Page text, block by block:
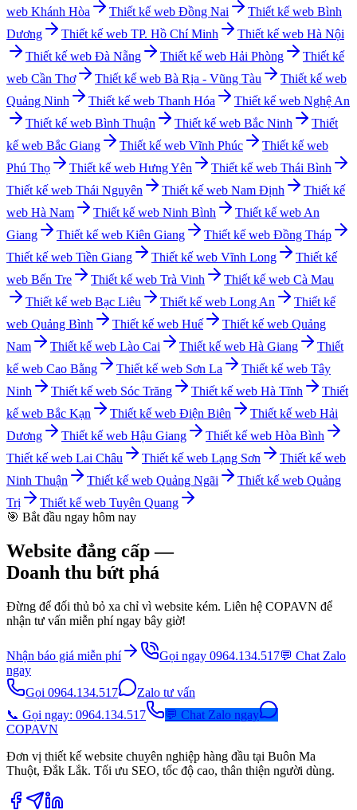
web Khánh Hòa Thiết kế web Đồng Nai Thiết kế web Bình
Dương
Thiết kế web TP. Hồ Chí Minh Thiết kế web Hà Nội
Thiết kế web Đà Nẵng Thiết kế web Hải Phòng
Thiết kế
web Cần Thơ Thiết kế web Bà Rịa - Vũng Tàu
Thiết kế web
Quảng Ninh
Thiết kế web Thanh Hóa Thiết kế web Nghệ An
Thiết kế web Bình Thuận Thiết kế web Bắc Ninh
Thiết
kế web Bắc Giang Thiết kế web Vĩnh Phúc
Thiết kế web
Phú Thọ
Thiết kế web Hưng Yên Thiết kế web Thái Bình
Thiết kế web Thái Nguyên Thiết kế web Nam Định
Thiết kế
web Hà Nam Thiết kế web Ninh Bình Thiết kế web An
Giang
Thiết kế web Kiên Giang Thiết kế web Đồng Tháp
Thiết kế web Tiền Giang Thiết kế web Vĩnh Long
Thiết kế
web Bến Tre Thiết kế web Trà Vinh Thiết kế web Cà Mau
Thiết kế web Bạc Liêu Thiết kế web Long An
Thiết kế
web Quảng Bình Thiết kế web Huế Thiết kế web Quảng
Nam
Thiết kế web Lào Cai Thiết kế web Hà Giang
Thiết
kế web Cao Bằng Thiết kế web Sơn La Thiết kế web Tây
Ninh
Thiết kế web Sóc Trăng Thiết kế web Hà Tĩnh
Thiết
kế web Bắc Kạn Thiết kế web Điện Biên Thiết kế web Hải
Dương
Thiết kế web Hậu Giang Thiết kế web Hòa Bình
Thiết kế web Lai Châu Thiết kế web Lạng Sơn
Thiết kế web
Ninh Thuận
Thiết kế web Quảng Ngãi Thiết kế web Quảng
Trị
Thiết kế web Tuyên Quang
🎯 Bắt đầu ngay hôm nay
Website đẳng cấp —
Doanh thu bứt phá
Đừng để đối thủ bỏ xa chỉ vì website kém. Liên hệ COPAVN để
nhận tư vấn miễn phí ngay bây giờ!
Nhận báo giá miễn phí Gọi ngay 0964.134.517💬 Chat Zalo
ngay
Gọi 0964.134.517
Zalo tư vấn
📞 Gọi ngay: 0964.134.517
💬 Chat Zalo ngay
COPAVN
Đơn vị thiết kế website chuyên nghiệp hàng đầu tại Buôn Ma
Thuột, Đắk Lắk. Tối ưu SEO, tốc độ cao, thân thiện người dùng.